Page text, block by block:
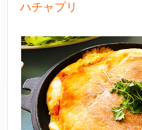
ハチャプリ